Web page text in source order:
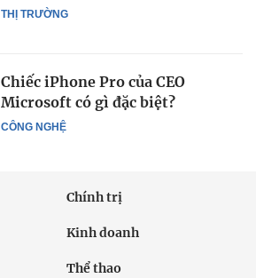
THỊ TRƯỜNG
CÔNG NGHỆ
Chiếc iPhone Pro của CEO
Microsoft có gì đặc biệt?
Chính trị
Kinh doanh
Thể thao